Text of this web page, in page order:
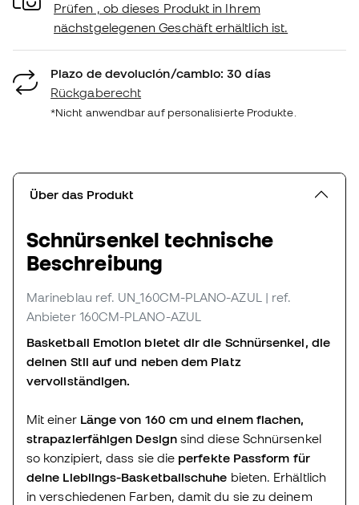
Prüfen , ob dieses Produkt in Ihrem
nächstgelegenen Geschäft erhältlich ist.
Plazo de devolución/cambio: 30 días
Rückgaberecht
*Nicht anwendbar auf personalisierte Produkte.
Über das Produkt
Schnürsenkel technische
Beschreibung
Marineblau ref. UN_160CM-PLANO-AZUL | ref.
Anbieter 160CM-PLANO-AZUL
Basketball Emotion bietet dir die Schnürsenkel, die
deinen Stil auf und neben dem Platz
vervollständigen.
Mit einer Länge von 160 cm und einem flachen,
strapazierfähigen Designsind diese Schnürsenkel
so konzipiert, dass sie die perfekte Passform für
deine Lieblings-Basketballschuhe bieten. Erhältlich
in verschiedenen Farben, damit du sie zu deinem